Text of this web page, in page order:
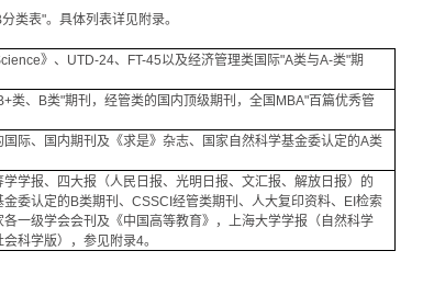
分类表"。具体列表详见附录。
》、 UTD-24、 FT-45以及经济管理类国际"A类与A-类"期
类、 B类"期刊，经管类的国内顶级期刊，全国 MBA"百篇优秀管
国际、国内期刊及《求是》杂志、国家自然科学基金委认定的A类
学报、四大报（人民日报、光明日报、文汇报、解放日报）的
金委认定的B类期刊、CSSCI经管类期刊、人大复印资料、 EI检索
一级学会会刊及《中国高等教育》，上海大学学报（自然科学
科学版），参见附录4。